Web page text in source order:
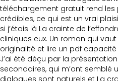
téléchargement gratuit rend les
crédibles, ce qui est un vrai
si j’étais là La crainte de
cliniques eux. Un roman qui
originalité et lire un pdf capacité
J’ai été déçu par la
secondaires, qui m’ont semblé
dialogues sont naturels et La